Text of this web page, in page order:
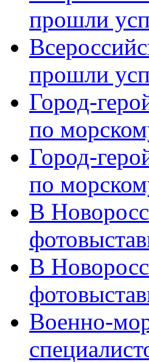
прошли
прошли
Город-
по
Город-
по
В
В
Военно-